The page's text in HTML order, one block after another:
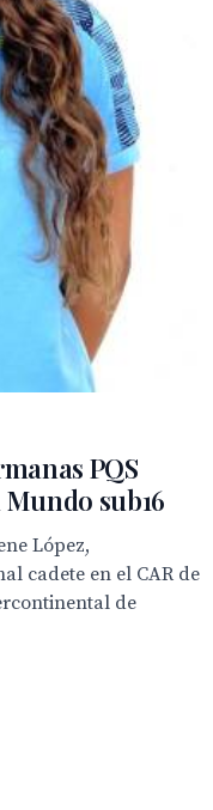
PQS
sub16
López,
cadete en el CAR de
de